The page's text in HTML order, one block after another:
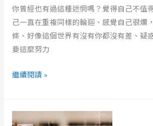
你曾經也有過這種迷惘嗎？覺得自己不值
己一直在重複同樣的輪迴、感覺自己很爛
條、好像這個世界有沒有你都沒有差、疑
要這麼努力
後
─
活
著
死
繼續閱讀 »
｜